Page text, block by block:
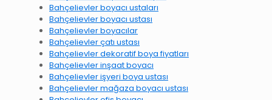
Bahçelievler boyacı ustaları
Bahçelievler boyacı ustası
Bahçelievler boyacılar
Bahçelievler çatı ustası
Bahçelievler dekoratif boya fiyatları
Bahçelievler inşaat boyacı
Bahçelievler işyeri boya ustası
Bahçelievler mağaza boyacı ustası